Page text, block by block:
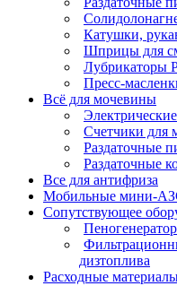
Катушки,
Шприцы для
Лубрикаторы
Пресс-
Всё для мочевины
Счетчики для
Раздаточные
Раздаточные
Все для антифриза
Мобильные мини-
Сопутствующее
дизтоплива
Расходные